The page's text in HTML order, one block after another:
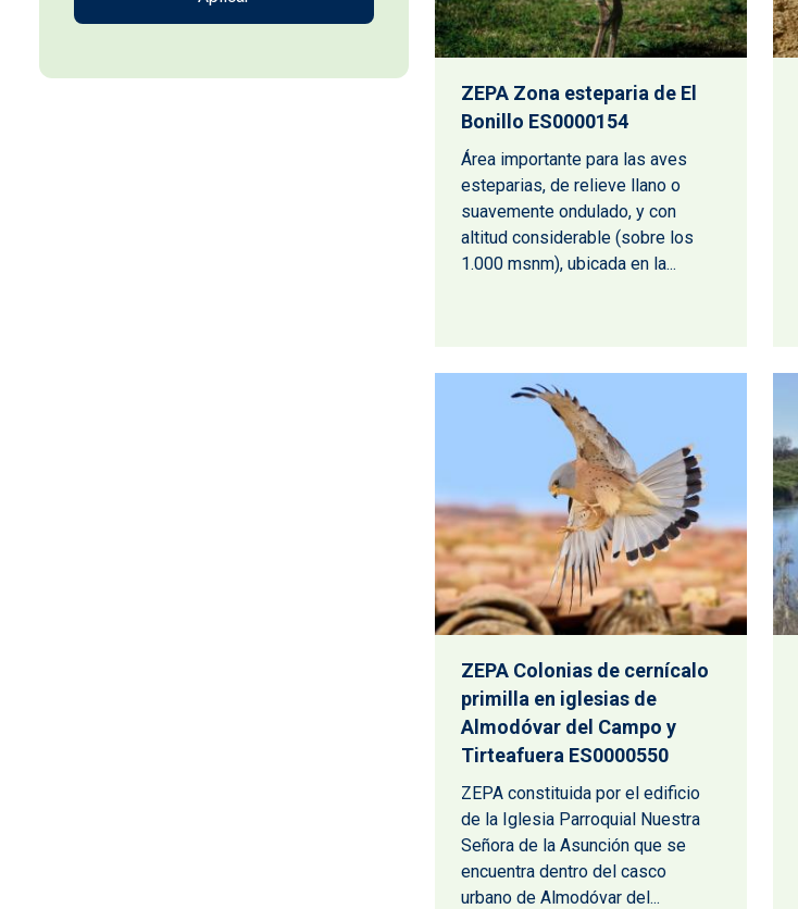
ZEPA Zona esteparia de El
Bonillo ES0000154
Área importante para las aves
esteparias, de relieve llano o
suavemente ondulado, y con
altitud considerable (sobre los
1.000 msnm), ubicada en la...
ZEPA Colonias de cernícalo
primilla en iglesias de
Almodóvar del Campo y
Tirteafuera ES0000550
ZEPA constituida por el edificio
de la Iglesia Parroquial Nuestra
Señora de la Asunción que se
encuentra dentro del casco
urbano de Almodóvar del...